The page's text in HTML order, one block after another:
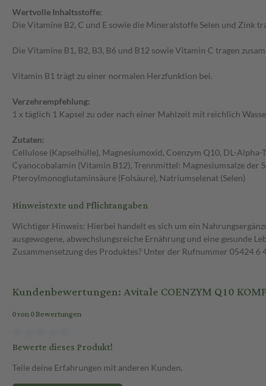
Wertvolle Inhaltsstoffe:
Die Vitamine B2, C und E sowie die Mineralstoffe Selen und Zink
Die Vitamine B1, B2, B3, B6 und B12 sowie Vitamin C tragen
Vitamin B1 trägt zu einer normalen Herzfunktion bei.
Verzehrempfehlung:
1 x täglich 1 Kapsel zu oder nach einer Mahlzeit mit reichlich
Zutaten:
Cellulose (Kapselhülle), Magnesiumoxid, Coenzym Q10, DL-
Cyanocobalamin (Vitamin B12), Trennmittel: Magnesiumsalze
Pteroylmonoglutaminsäure (Folsäure), Natriumselenat (Selen)
Hinweistexte und Pflichtangaben
Wichtiger Hinweis: Hierbei handelt es sich um ein
ausgewogene, abwechslungsreiche Ernährung und eine gesunde
Zusammensetzung des Produktes? Unter der Rufnummer 05424
Kundenbewertungen: Avitale COENZYM Q10
0 von 0 Bewertungen
Bewerte dieses Produkt!
Teile deine Erfahrungen mit anderen Kunden.